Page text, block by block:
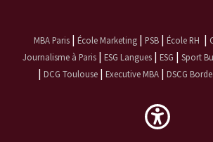
MBA Paris| École Marketing| PSB| École RH |
Journalisme à Paris | ESG Langues | ESG | Sport
| DCG Toulouse | Executive MBA | DSCG